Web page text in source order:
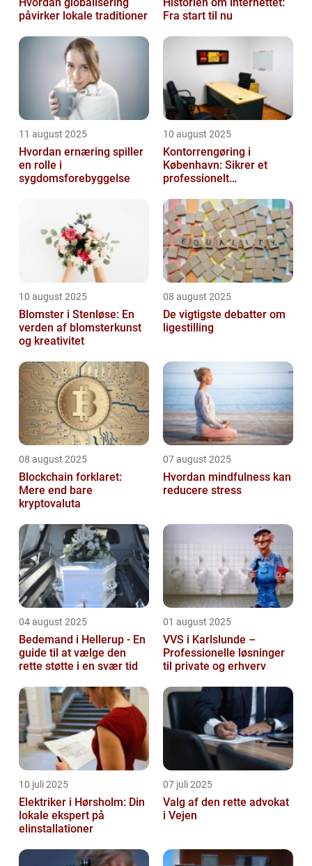
påvirker lokale traditioner
Fra start til nu
11 august 2025
Hvordan ernæring spiller
en rolle i
sygdomsforebyggelse
10 august 2025
Kontorrengøring i
København: Sikrer et
professionelt
10 august 2025
Blomster i Stenløse: En
verden af blomsterkunst
og kreativitet
08 august 2025
De vigtigste debatter om
ligestilling
08 august 2025
Blockchain forklaret:
Mere end bare
kryptovaluta
07 august 2025
Hvordan mindfulness kan
reducere stress
04 august 2025
Bedemand i Hellerup - En
guide til at vælge den
rette støtte i en svær tid
01 august 2025
VVS i Karlslunde –
Professionelle løsninger
til private og erhverv
10 juli 2025
Elektriker i Hørsholm: Din
lokale ekspert på
elinstallationer
07 juli 2025
Valg af den rette advokat
i Vejen